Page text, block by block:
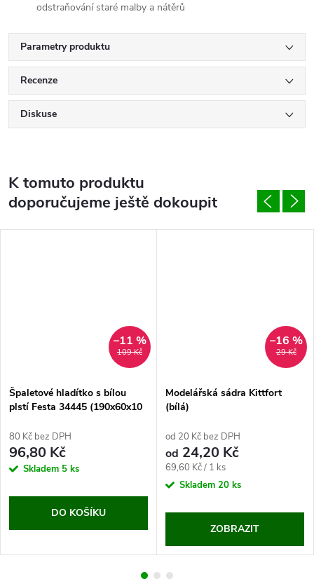
odstraňování staré malby a nátěrů
Parametry produktu
Recenze
Diskuse
K tomuto produktu
doporučujeme ještě dokoupit
109 Kč
–11 %
Špaletové hladítko s bílou
plstí Festa 34445 (190x60x10
80 Kč bez DPH
96,80 Kč
Skladem 5 ks
DO KOŠÍKU
29 Kč
–16 %
Modelářská sádra Kittfort
(bílá)
od 20 Kč bez DPH
od 24,20 Kč
Měrná
cena:
69,60 Kč / 1 ks
Skladem 20 ks
ZOBRAZIT